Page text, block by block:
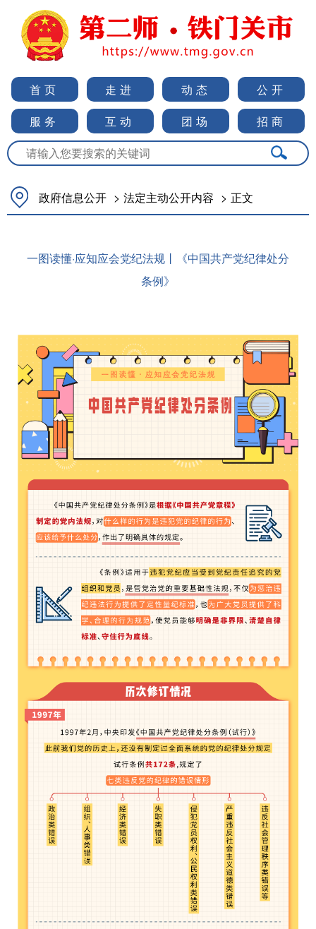
首页 走进 动态
公开
服务
互动 团场 招商
政府信息公开 > 法定主动公开内容 > 正文
一图读懂·应知应会党纪法规丨《中国共产党纪律处分
条例》